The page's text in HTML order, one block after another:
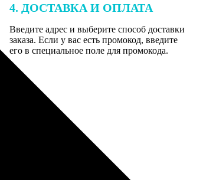
4. ДОСТАВКА И ОПЛАТА
Введите адрес и выберите способ доставки
заказа. Если у вас есть промокод, введите
его в специальное поле для промокода.